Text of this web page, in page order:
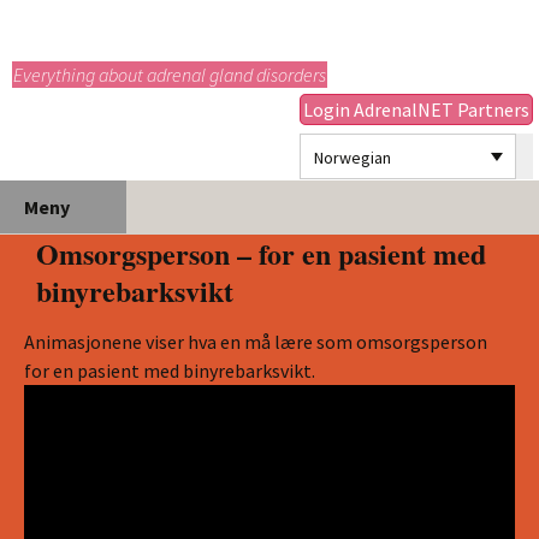
Everything about adrenal gland disorders
Login AdrenalNET Partners
Norwegian
Meny
innhold
Omsorgsperson – for en pasient med
binyrebarksvikt
Animasjonene viser hva en må lære som omsorgsperson
for en pasient med binyrebarksvikt.